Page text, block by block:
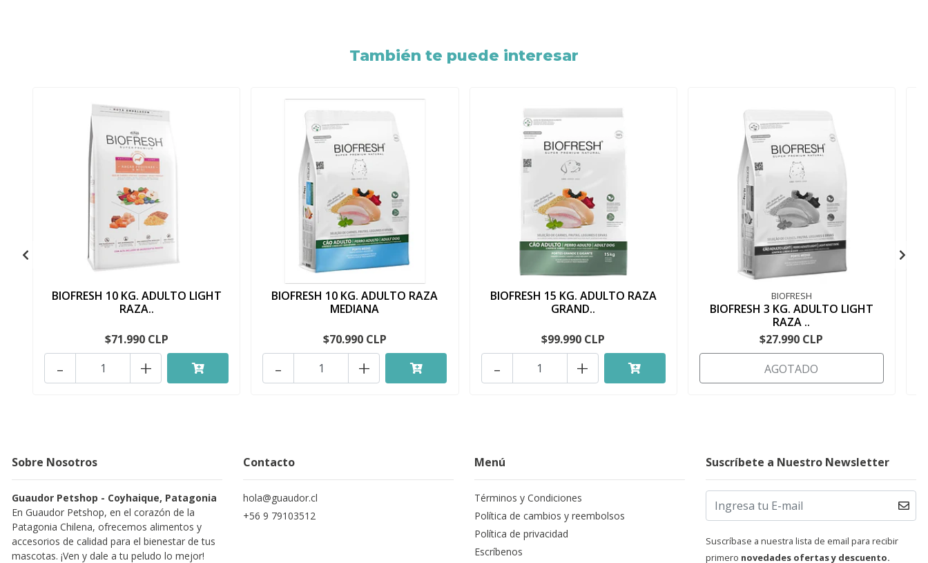
También te puede interesar
BIOFRESH 10 KG. ADULTO LIGHT
RAZA..
$71.990 CLP
+
-
BIOFRESH 10 KG. ADULTO RAZA
MEDIANA
$70.990 CLP
+
-
BIOFRESH 15 KG. ADULTO RAZA
GRAND..
$99.990 CLP
+
-
BIOFRESH
BIOFRESH 3 KG. ADULTO LIGHT
RAZA ..
$27.990 CLP
AGOTADO
Sobre Nosotros
Guaudor Petshop - Coyhaique, Patagonia
En Guaudor Petshop, en el corazón de la
Patagonia Chilena, ofrecemos alimentos y
accesorios de calidad para el bienestar de tus
mascotas. ¡Ven y dale a tu peludo lo mejor!
Contacto
hola@guaudor.cl
+56 9 79103512
Menú
Términos y Condiciones
Política de cambios y reembolsos
Política de privacidad
Escríbenos
Suscríbete a Nuestro Newsletter
Suscríbase a nuestra lista de email para recibir
primero novedades ofertas y descuento.